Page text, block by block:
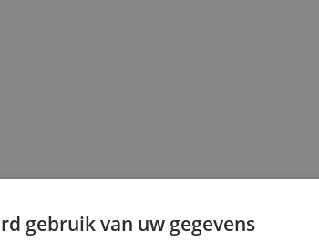
gebruik van uw gegevens